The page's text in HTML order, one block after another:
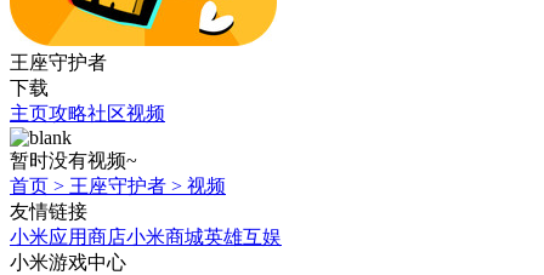
王座守护者
下载
主页攻略社区视频
暂时没有视频~
首页 > 王座守护者 > 视频
友情链接
小米应用商店小米商城英雄互娱
小米游戏中心